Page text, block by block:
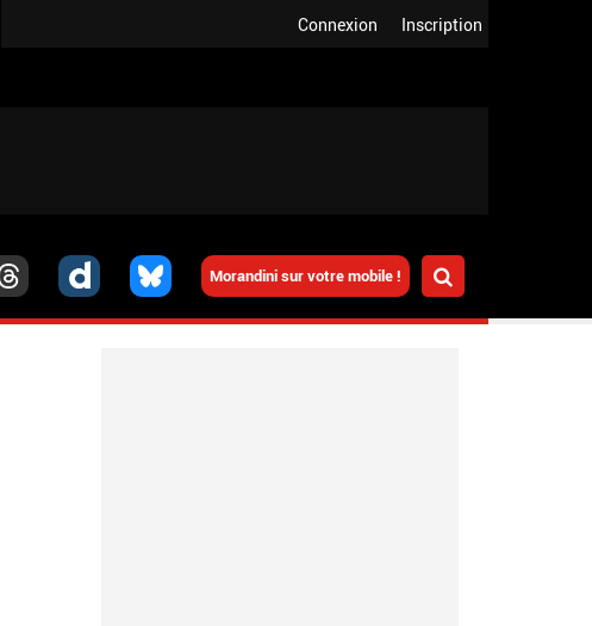
Inscription
Connexion
Morandini sur votre mobile !